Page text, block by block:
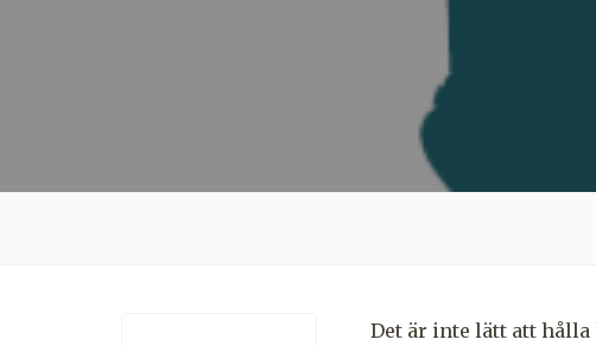
Det är inte lätt att hålla